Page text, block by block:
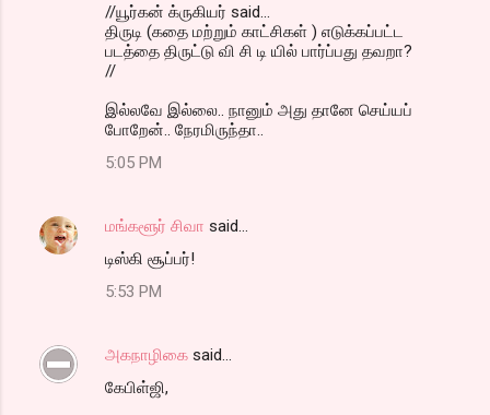
//யூர்கன் க்ருகியர் said...
திருடி (கதை மற்றும் காட்சிகள் ) எடுக்கப்பட்ட
படத்தை திருட்டு வி சி டி யில் பார்ப்பது தவறா?
//
இல்லவே இல்லை.. நானும் அது தானே செய்யப்
போறேன்.. நேரமிருந்தா..
5:05 PM
மங்களூர் சிவா said…
டிஸ்கி சூப்பர்!
5:53 PM
அகநாழிகை said…
கேபிள்ஜி,